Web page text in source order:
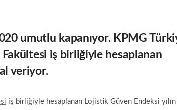
umutlu kapanıyor. KPMG
iş birliğiyle hesaplanan
veriyor.
iş birliğiyle hesaplanan Lojistik Güven Endeksi yılın